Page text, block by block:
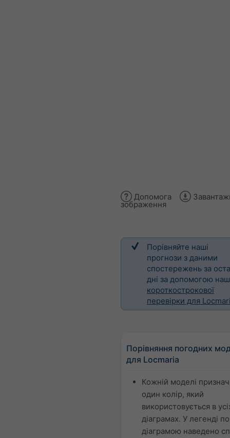
Допомога
зображення
Порівняйте наші
прогнози з даними
спостережень за
дні за допомогою
короткострокової
перевірки для
Порівняння погодних
для Locmaria
Кожній моделі
один колір, який
використовується в
діаграмах. У легенді
діаграмою наведено